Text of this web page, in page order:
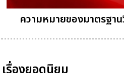
ความหมายของมาตรฐา